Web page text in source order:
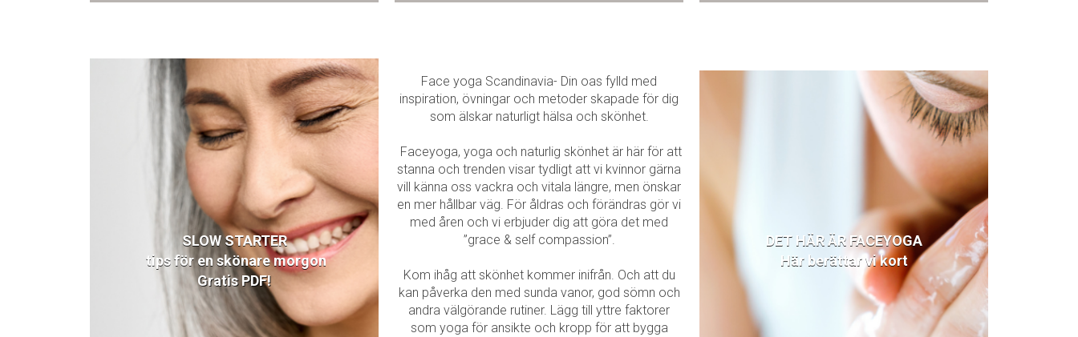
SLOW STARTER
tips för en skönare morgon
Gratis PDF!
Face yoga Scandinavia- Din oas fylld med
inspiration, övningar och metoder skapade för dig
som älskar naturligt hälsa och skönhet.
Faceyoga, yoga och naturlig skönhet är här för att
stanna och trenden visar tydligt att vi kvinnor gärna
vill känna oss vackra och vitala längre, men önskar
en mer hållbar väg. För åldras och förändras gör vi
med åren och vi erbjuder dig att göra det med
”grace & self compassion”.
Kom ihåg att skönhet kommer inifrån. Och att du
kan påverka den med sunda vanor, god sömn och
andra välgörande rutiner. Lägg till yttre faktorer
som yoga för ansikte och kropp för att bygga
DET HÄR ÄR FACEYOGA
Här berättar vi kort